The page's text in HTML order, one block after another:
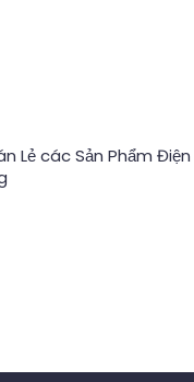
Lẻ các Sản Phẩm Điện